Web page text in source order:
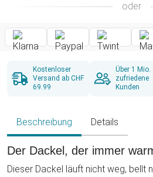
oder
Kostenloser
Versand ab CHF
69.99
Über 1 Mio.
zufriedene
Kunden
Beschreibung Details
Der Dackel, der immer
Dieser Dackel läuft nicht weg, bellt